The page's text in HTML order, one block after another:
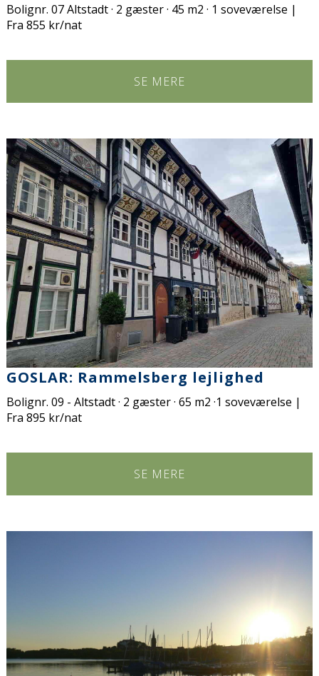
Bolignr. 07 Altstadt · 2 gæster · 45 m2 · 1 soveværelse |
Fra 855 kr/nat
SE MERE
GOSLAR: Rammelsberg lejlighed
Bolignr. 09 - Altstadt · 2 gæster · 65 m2 ·1 soveværelse |
Fra 895 kr/nat
SE MERE